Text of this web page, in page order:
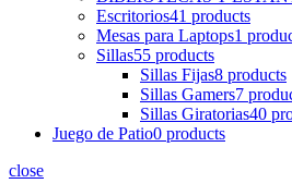
Escritorios41 products
Mesas para Laptops1
Sillas55 products
Sillas Fijas8 products
Sillas Gamers7
Sillas Giratorias40
Juego de Patio0 products
close